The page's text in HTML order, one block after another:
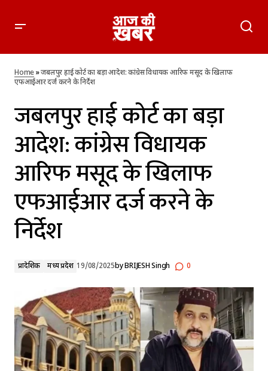
खिलाफ एफआईआर दर्ज करने के निर्देश
Home»जबलपुर हाई कोर्ट का बड़ा आदेश: कांग्रेस विधायक आरिफ मसूद के खिलाफ
एफआईआर दर्ज करने के निर्देश
जबलपुर हाई कोर्ट का बड़ा
आदेश: कांग्रेस विधायक
आरिफ मसूद के खिलाफ
एफआईआर दर्ज करने के
निर्देश
प्रादेशिक मध्य प्रदेश 19/08/2025byBRIJESH Singh 0